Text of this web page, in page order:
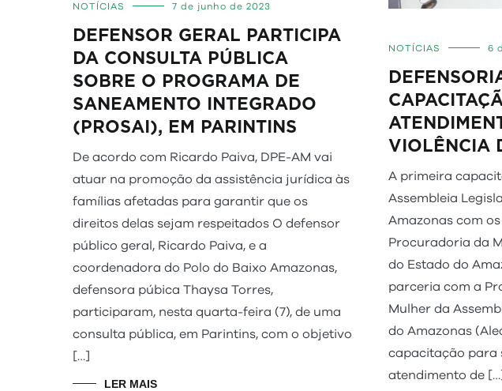
NOTÍCIAS 7 de junho de 2023
DEFENSOR GERAL PARTICIPA
DA CONSULTA PÚBLICA
SOBRE O PROGRAMA DE
SANEAMENTO INTEGRADO
(PROSAI), EM PARINTINS
De acordo com Ricardo Paiva, DPE-AM vai
atuar na promoção da assistência jurídica às
famílias afetadas para garantir que os
direitos delas sejam respeitados O defensor
público geral, Ricardo Paiva, e a
coordenadora do Polo do Baixo Amazonas,
defensora púbica Thaysa Torres,
participaram, nesta quarta-feira (7), de uma
consulta pública, em Parintins, com o objetivo
[…]
LER MAIS
NOTÍCIAS 6
VIOLÊNCIA
A primeira
Assembleia
Amazonas com
Procuradoria da
do Estado do
parceria com a
Mulher da
do Amazonas
capacitação para
atendimento de